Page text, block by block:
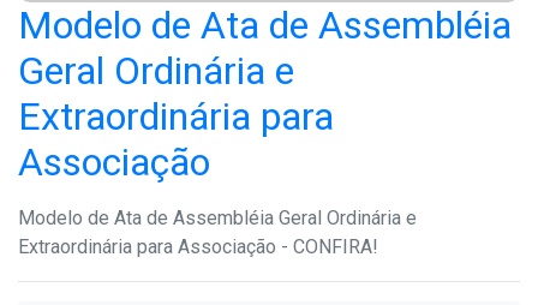
Modelo de Ata de Assembléia
Geral Ordinária e
Extraordinária para
Associação
Modelo de Ata de Assembléia Geral Ordinária e
Extraordinária para Associação - CONFIRA!